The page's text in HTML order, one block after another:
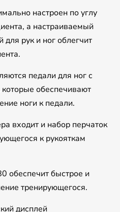
настроен по углу
а настраиваемый
рук и ног облегчит
педали для ног с
обеспечивают
ноги к педали.
входит и набор перчаток
к рукояткам
обеспечит быстрое и
тренирующегося.
дисплей